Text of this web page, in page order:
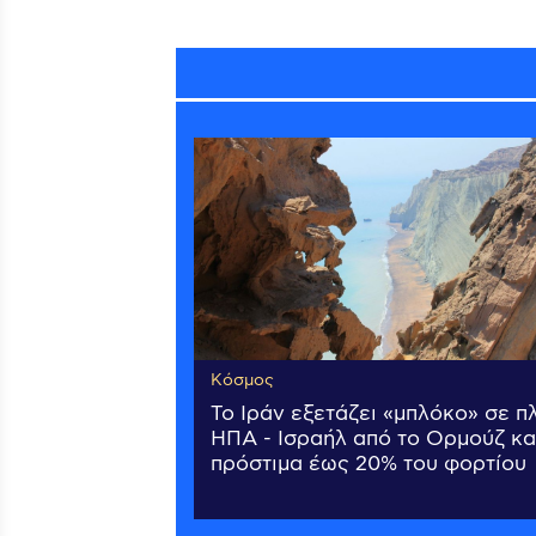
Κόσμος
Το Ιράν εξετάζει «μπλόκο» σε
ΗΠΑ - Ισραήλ από το Ορμούζ
πρόστιμα έως 20% του φορτίου